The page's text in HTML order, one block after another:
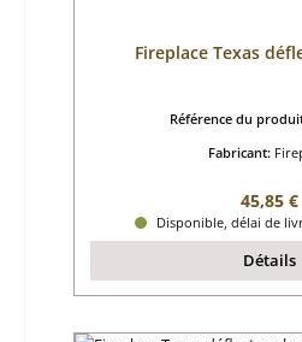
Fireplace Texas
Référence du
Fabricant:
Prix
45,85 €
Disponible, délai de
Détails